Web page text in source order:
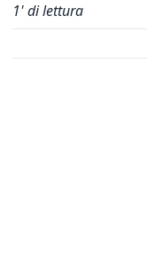
1' di lettura